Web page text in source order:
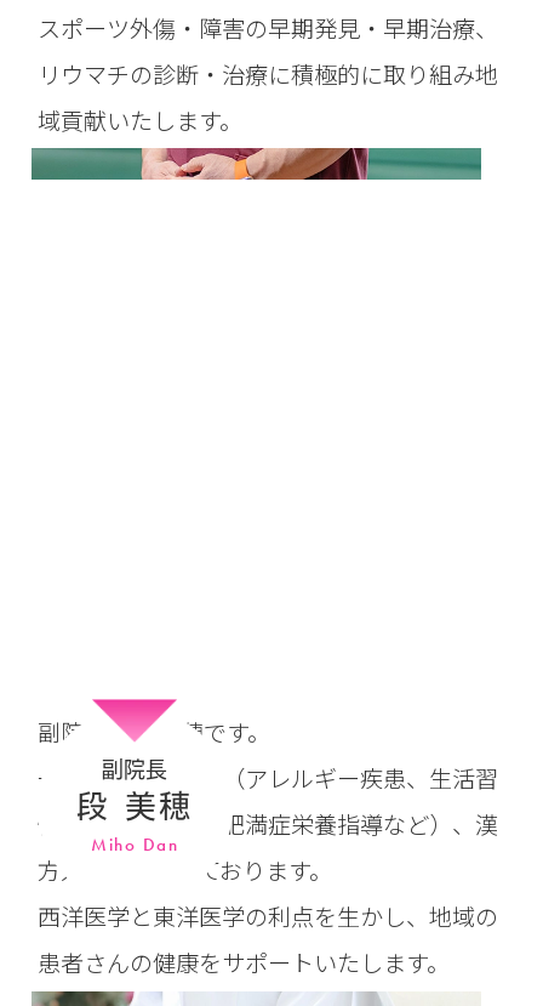
スポーツ外傷・障害の早期発見・早期治療、
リウマチの診断・治療に積極的に取り組み地
域貢献いたします。
副院長
段 美穂
Miho Dan
副院長の段 美穂です。
一般小児科、内科（アレルギー疾患、生活習
慣病、禁煙指導、肥満症栄養指導など）、漢
方外来を担当しております。
西洋医学と東洋医学の利点を生かし、地域の
患者さんの健康をサポートいたします。